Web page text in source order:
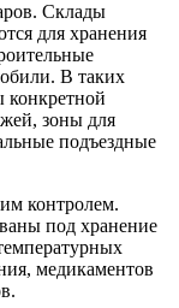
Склады
для хранения
В таких
конкретной
зоны для
подъездные
контролем.
под хранение
медикаментов